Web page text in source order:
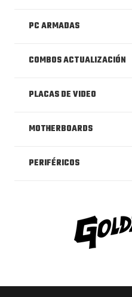
PC ARMADAS
COMBOS ACTUALIZACIÓN
PLACAS DE VIDEO
MOTHERBOARDS
PERIFÉRICOS